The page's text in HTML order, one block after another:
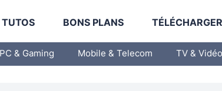
TUTOS BONS PLANS
PC & Gaming Mobile & Telecom TV & Vidéo